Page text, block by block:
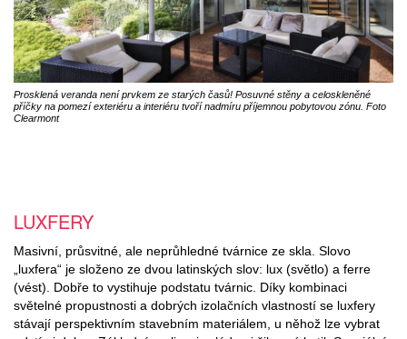
Prosklená veranda není prvkem ze starých časů! Posuvné stěny a celoskleněné
příčky na pomezí exteriéru a interiéru tvoří nadmíru příjemnou pobytovou zónu. Foto
Clearmont
LUXFERY
Masivní, průsvitné, ale neprůhledné tvárnice ze skla. Slovo
„luxfera“ je složeno ze dvou latinských slov: lux (světlo) a ferre
(vést). Dobře to vystihuje podstatu tvárnic. Díky kombinaci
světelné propustnosti a dobrých izolačních vlastností se luxfery
stávají perspektivním stavebním materiálem, u něhož lze vybrat